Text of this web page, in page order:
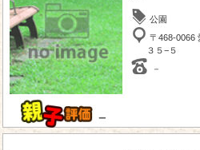
－
公園
〒468-0066
３５−５
－